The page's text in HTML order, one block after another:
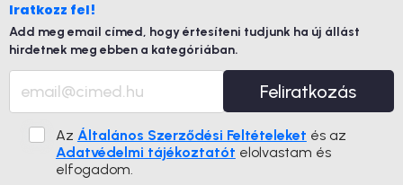
Iratkozz fel!
Add meg email címed, hogy értesíteni tudjunk ha új állást
hirdetnek meg ebben a kategóriában.
Feliratkozás
Az Általános Szerződési Feltételeket és az
Adatvédelmi tájékoztatót elolvastam és
elfogadom.